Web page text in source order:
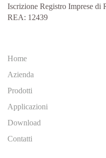
Iscrizione Registro Imprese di
REA: 12439
Home
Azienda
Prodotti
Applicazioni
Download
Contatti